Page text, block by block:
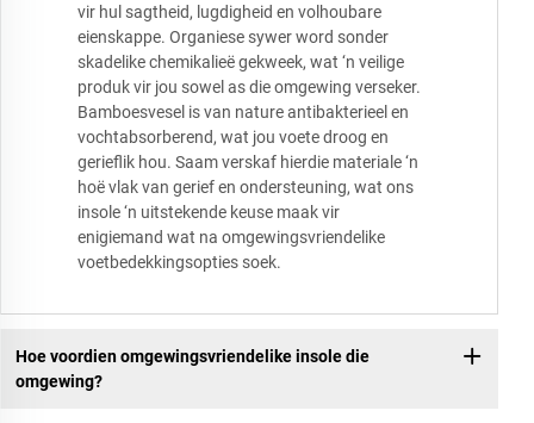
vir hul sagtheid, lugdigheid en volhoubare
eienskappe. Organiese sywer word sonder
skadelike chemikalieë gekweek, wat ‘n veilige
produk vir jou sowel as die omgewing verseker.
Bamboesvesel is van nature antibakterieel en
vochtabsorberend, wat jou voete droog en
gerieflik hou. Saam verskaf hierdie materiale ‘n
hoë vlak van gerief en ondersteuning, wat ons
insole ‘n uitstekende keuse maak vir
enigiemand wat na omgewingsvriendelike
voetbedekkingsopties soek.
Hoe voordien omgewingsvriendelike insole die
omgewing?